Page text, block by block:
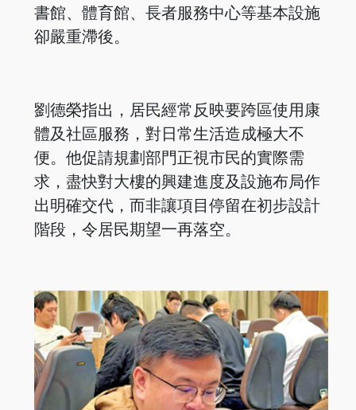
書館、體育館、長者服務中心等基本設施
卻嚴重滯後。
劉德榮指出，居民經常反映要跨區使用康
體及社區服務，對日常生活造成極大不
便。他促請規劃部門正視市民的實際需
求，盡快對大樓的興建進度及設施布局作
出明確交代，而非讓項目停留在初步設計
階段，令居民期望一再落空。